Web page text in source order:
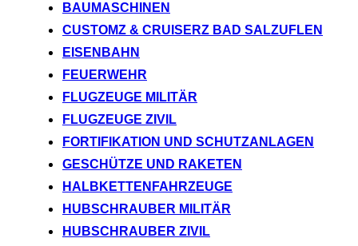
BAUMASCHINEN
CUSTOMZ & CRUISERZ BAD SALZUFLEN
EISENBAHN
FEUERWEHR
FLUGZEUGE MILITÄR
FLUGZEUGE ZIVIL
FORTIFIKATION UND SCHUTZANLAGEN
GESCHÜTZE UND RAKETEN
HALBKETTENFAHRZEUGE
HUBSCHRAUBER MILITÄR
HUBSCHRAUBER ZIVIL